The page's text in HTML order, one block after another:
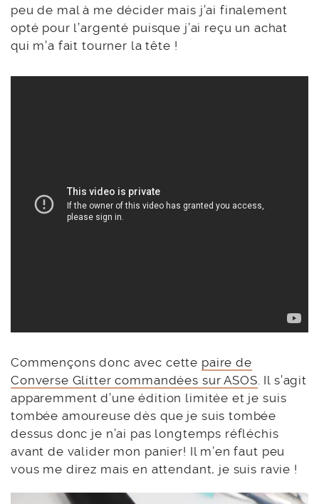
peu de mal à me décider mais j’ai finalement
opté pour l’argenté puisque j’ai reçu un achat
qui m’a fait tourner la tête !
Commençons donc avec cette paire de
Converse Glitter commandées sur ASOS . Il s’agit
apparemment d’une édition limitée et je suis
tombée amoureuse dès que je suis tombée
dessus donc je n’ai pas longtemps réfléchis
avant de valider mon panier! Il m’en faut peu
vous me direz mais en attendant, je suis ravie !